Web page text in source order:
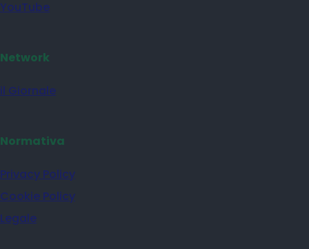
YouTube
Network
il Giornale
Normativa
Privacy Policy
Cookie Policy
Legale